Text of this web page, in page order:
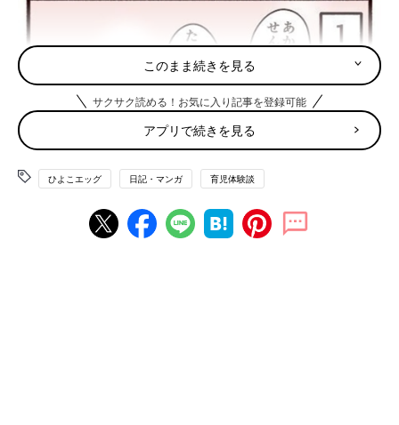
このまま続きを見る
サクサク読める！お気に入り記事を登録可能
アプリで続きを見る
ひよこエッグ 日記・マンガ 育児体験談